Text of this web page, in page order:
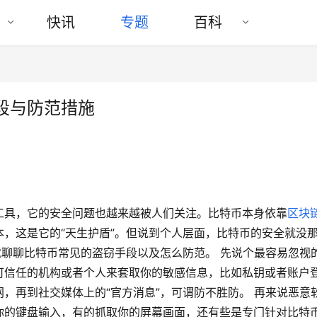
快讯 专题 百科
与防范措施
，它的安全问题也越来越被人们关注。比特币本身依靠区块
这是它的“天生护盾”。但说到个人层面，比特币的安全就没
聊比特币常见的盗窃手段以及怎么防范。 先说个最容易忽视
任的机构或者个人来套取你的敏感信息，比如私钥或者账户
再到社交媒体上的“官方消息”，可谓防不胜防。 再来说恶意
键盘输入，有的抓取你的屏幕画面，还有些是专门针对比特